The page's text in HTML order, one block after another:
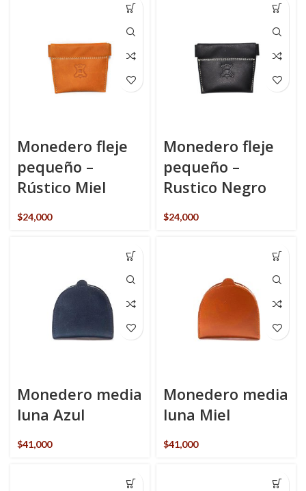
Monedero fleje
pequeño –
Rústico Miel
$24,000
Monedero fleje
pequeño –
Rustico Negro
$24,000
Monedero media
luna Azul
$41,000
Monedero media
luna Miel
$41,000